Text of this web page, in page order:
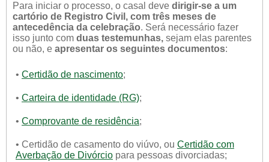
Para iniciar o processo, o casal deve dirigir-se a um
cartório de Registro Civil, com três meses de
antecedência da celebração. Será necessário fazer
isso junto com duas testemunhas, sejam elas parentes
ou não, e apresentar os seguintes documentos:
• Certidão de nascimento;
• Carteira de identidade (RG);
• Comprovante de residência;
• Certidão de casamento do viúvo, ou Certidão com
Averbação de Divórcio para pessoas divorciadas;